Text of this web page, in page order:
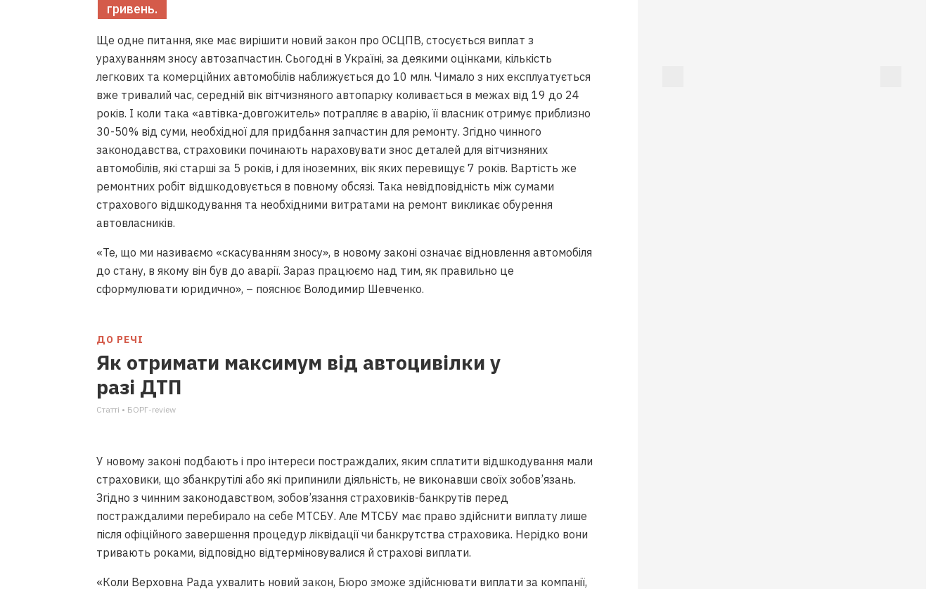
гривень.
Ще одне питання, яке має вирішити новий закон про ОСЦПВ, стосується виплат з
урахуванням зносу автозапчастин. Сьогодні в Україні, за деякими оцінками, кількість
легкових та комерційних автомобілів наближується до 10 млн. Чимало з них експлуатується
вже тривалий час, середній вік вітчизняного автопарку коливається в межах від 19 до 24
років. І коли така «автівка-довгожитель» потрапляє в аварію, її власник отримує приблизно
30-50% від суми, необхідної для придбання запчастин для ремонту. Згідно чинного
законодавства, страховики починають нараховувати знос деталей для вітчизняних
автомобілів, які старші за 5 років, і для іноземних, вік яких перевищує 7 років. Вартість же
ремонтних робіт відшкодовується в повному обсязі. Така невідповідність між сумами
страхового відшкодування та необхідними витратами на ремонт викликає обурення
автовласників.
«Те, що ми називаємо «скасуванням зносу», в новому законі означає відновлення автомобіля
до стану, в якому він був до аварії. Зараз працюємо над тим, як правильно це
сформулювати юридично», – пояснює Володимир Шевченко.
ДО РЕЧІ
Як отримати максимум від автоцивілки у
разі ДТП
Статті • БОРГ-review
У новому законі подбають і про інтереси постраждалих, яким сплатити відшкодування мали
страховики, що збанкрутілі або які припинили діяльність, не виконавши своїх зобов’язань.
Згідно з чинним законодавством, зобов’язання страховиків-банкрутів перед
постраждалими перебирало на себе МТСБУ. Але МТСБУ має право здійснити виплату лише
після офіційного завершення процедур ліквідації чи банкрутства страховика. Нерідко вони
тривають роками, відповідно відтерміновувалися й страхові виплати.
«Коли Верховна Рада ухвалить новий закон, Бюро зможе здійснювати виплати за компанії,
Позовна давність для стягнення на предмет
іпотеки може бути підставою для
задоволення позову, – експерт
Вiдео • Судова практика
НААКУ як єдина спільнота відбулась, це я
відчув на собі, – Євгеній Лахненко
Вiдео • НААКУ